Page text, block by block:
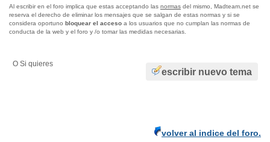
Al escribir en el foro implica que estas acceptando las normas del mismo, Madteam.net se
reserva el derecho de eliminar los mensajes que se salgan de estas normas y si se
considera oportuno bloquear el acceso a los usuarios que no cumplan las normas de
conducta de la web y el foro y /o tomar las medidas necesarias.
escribir nuevo tema
O Si quieres
volver al indice del foro.